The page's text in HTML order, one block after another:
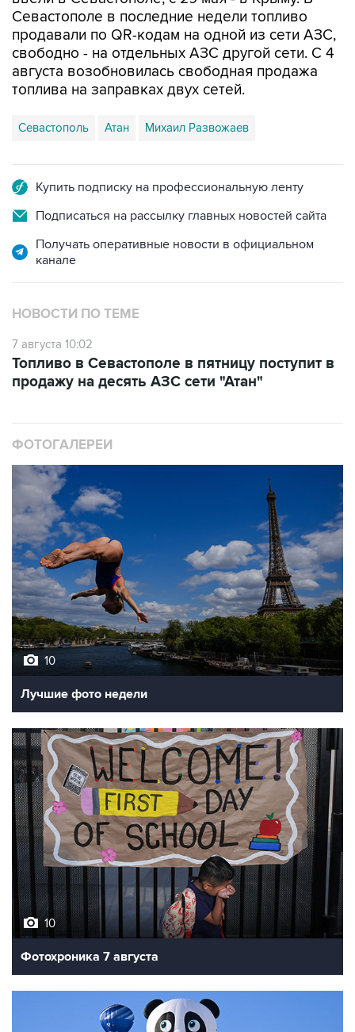
свободно - на отдельных АЗС другой сети. С 4
августа возобновилась свободная продажа
топлива на заправках двух сетей.
Севастополь Атан Михаил Развожаев
Подписаться на рассылку главных новостей сайта
Получать оперативные новости в официальном
НОВОСТИ ПО ТЕМЕ
7 августа 10:02
продажу на десять АЗС сети "Атан"
10
Лучшие фото недели
10
Фотохроника 7 августа